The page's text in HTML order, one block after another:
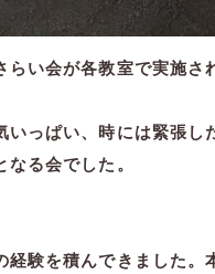
い会が各教室で実施
っぱい、時には緊張し
る会でした。
経験を積んできました